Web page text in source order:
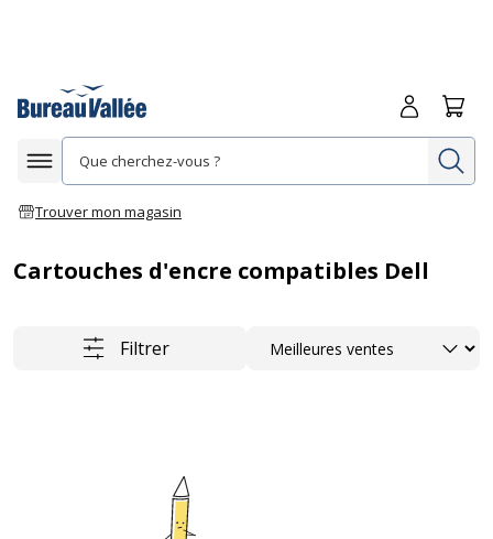
Afficher la navigation
Trouver mon magasin
Me
Cartouches d'encre compatibles Dell
Filtrer Trier